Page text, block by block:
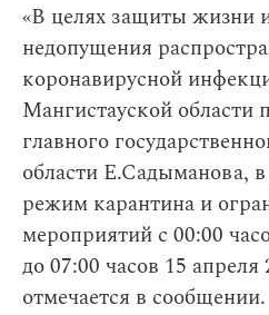
«В целях защиты жизни
недопущения
коронавирусной
Мангистауской области
главного
области Е.Садыманова,
режим карантина и
мероприятий с 00:00
до 07:00 часов 15
отмечается в сообщении.